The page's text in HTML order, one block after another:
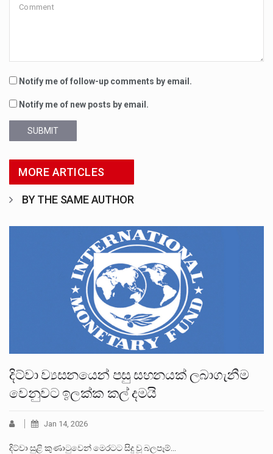
Notify me of follow-up comments by email.
Notify me of new posts by email.
SUBMIT
MORE ARTICLES
BY THE SAME AUTHOR
දිට්වා ව්‍යසනයෙන් පසු සහනයක් ලබාගැනීම
වෙනුවට ඉලක්ක කල් දමයි
Jan 14, 2026
දිට්වා සුළි කුණාටුවෙන් මෙරටට සිදු වූ බලපෑම්…